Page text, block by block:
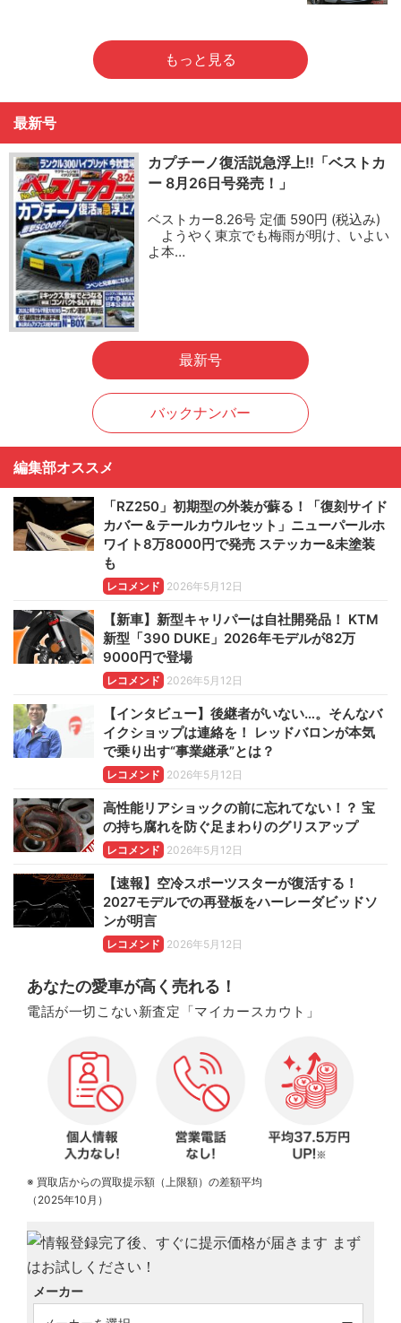
もっと見る
最新号
カプチーノ復活説急浮上!!「ベストカ
ー 8月26日号発売！」
ベストカー8.26号 定価 590円 (税込み)
ようやく東京でも梅雨が明け、いよい
よ本…
最新号
バックナンバー
編集部オススメ
「RZ250」初期型の外装が蘇る！「復刻サイド
カバー＆テールカウルセット」ニューパールホ
ワイト8万8000円で発売 ステッカー&未塗装
も
レコメンド 2026年5月12日
【新車】新型キャリパーは自社開発品！ KTM
新型「390 DUKE」2026年モデルが82万
9000円で登場
レコメンド 2026年5月12日
【インタビュー】後継者がいない…。そんなバ
イクショップは連絡を！ レッドバロンが本気
で乗り出す“事業継承”とは？
レコメンド 2026年5月12日
高性能リアショックの前に忘れてない！？ 宝
の持ち腐れを防ぐ足まわりのグリスアップ
レコメンド 2026年5月12日
【速報】空冷スポーツスターが復活する！
2027モデルでの再登板をハーレーダビッドソ
ンが明言
レコメンド 2026年5月12日
あなたの愛車が高く売れる！
電話が一切こない新査定「マイカースカウト」
※ 買取店からの買取提示額（上限額）の差額平均
（2025年10月）
メーカー